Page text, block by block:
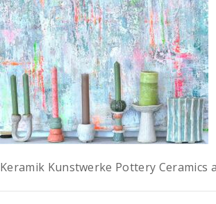
Keramik Kunstwerke Pottery Ceramics